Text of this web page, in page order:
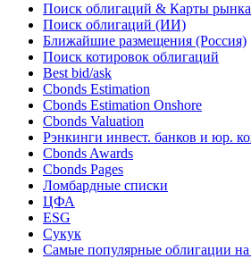
Поиск облигаций & Карты рынка
Поиск облигаций (ИИ)
Ближайшие размещения (Россия)
Поиск котировок облигаций
Best bid/ask
Cbonds Estimation
Cbonds Estimation Onshore
Cbonds Valuation
Рэнкинги инвест. банков и юр.
Cbonds Awards
Cbonds Pages
Ломбардные списки
ЦФА
ESG
Сукук
Самые популярные облигации на